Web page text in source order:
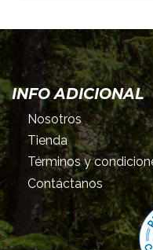
INFO ADICIONAL
Nosotros
Tienda
Términos y
Contáctanos